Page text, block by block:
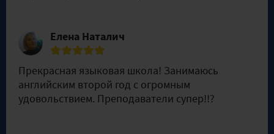
Елена Наталич
Прекрасная языковая школа! Занимаюсь
английским второй год с огромным
удовольствием. Преподаватели супер!!?